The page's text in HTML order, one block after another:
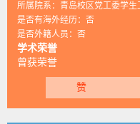
所属院系：青岛校区党工委学生
是否有海外经历：否
是否外籍人员：否
学术荣誉
曾获荣誉
赞